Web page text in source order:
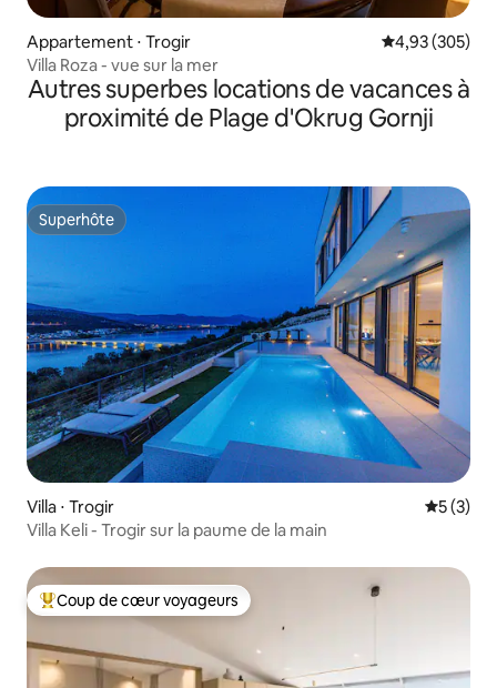
Appartement ⋅ Trogir Évaluation
4,93 (305)
Villa Roza - vue sur la mer
Autres superbes locations de vacances à
proximité de Plage d'Okrug Gornji
Superhôte
Superhôte
Villa ⋅ Trogir
5 (3)
Villa Keli - Trogir sur la paume de la main
Coups de cœur voyageurs les plus appréciés
Coup de cœur voyageurs